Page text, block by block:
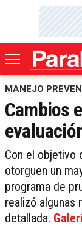
MANEJO
Cambios
Con el objetivo
otorguen un
programa de
realizó algunas
detallada.